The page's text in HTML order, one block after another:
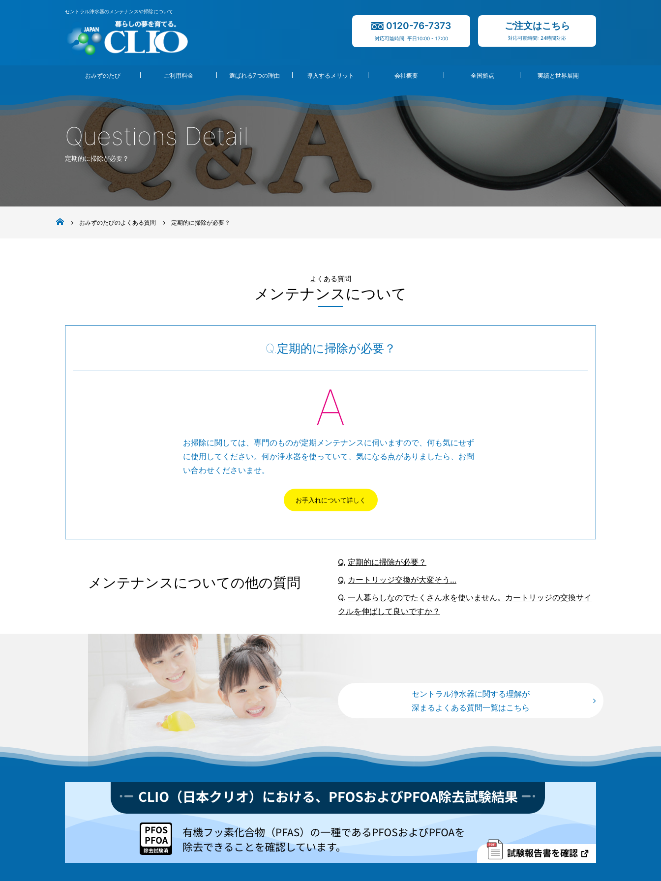
Questions Detail
定期的に掃除が必要？
セントラル浄水器のメンテナンスや掃除について
0120-76-7373
対応可能時間: 平日10:00 - 17:00
ご注文はこちら
対応可能時間: 24時間対応
おみずのたび ご利用料金 選ばれる7つの理由 導入するメリット 会社概要 全国拠点 実績と世界展開
株式会社日本クリオ
おみずのたびのよくある質問 定期的に掃除が必要？
よくある質問
メンテナンスについて
定期的に掃除が必要？
お掃除に関しては、専門のものが定期メンテナンスに伺いますので、何も気にせず
に使用してください。何か浄水器を使っていて、気になる点がありましたら、お問
い合わせくださいませ。
お手入れについて詳しく
メンテナンスについての他の質問
定期的に掃除が必要？
カートリッジ交換が大変そう…
一人暮らしなのでたくさん水を使いません。カートリッジの交換サイ
クルを伸ばして良いですか？
セントラル浄水器に関する理解が
深まるよくある質問一覧はこちら